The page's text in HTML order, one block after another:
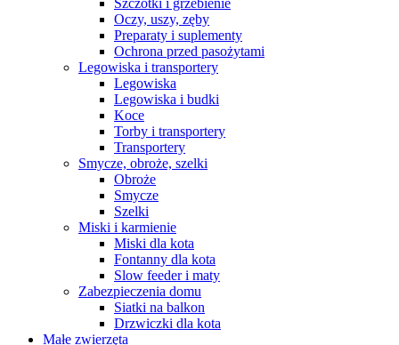
Szczotki i grzebienie
Oczy, uszy, zęby
Preparaty i suplementy
Ochrona przed pasożytami
Legowiska i transportery
Legowiska
Legowiska i budki
Koce
Torby i transportery
Transportery
Smycze, obroże, szelki
Obroże
Smycze
Szelki
Miski i karmienie
Miski dla kota
Fontanny dla kota
Slow feeder i maty
Zabezpieczenia domu
Siatki na balkon
Drzwiczki dla kota
Małe zwierzęta